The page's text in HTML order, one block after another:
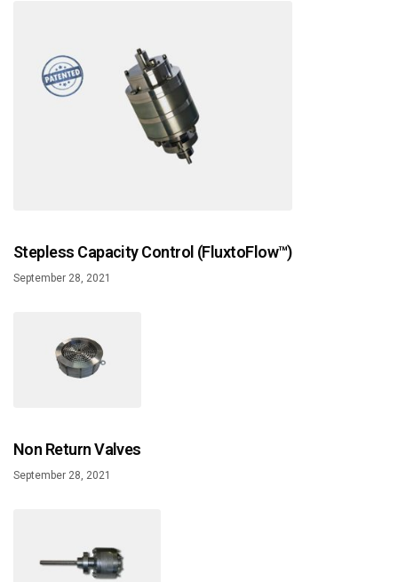
Stepless Capacity Control (FluxtoFlow™)
September 28, 2021
Non Return Valves
September 28, 2021